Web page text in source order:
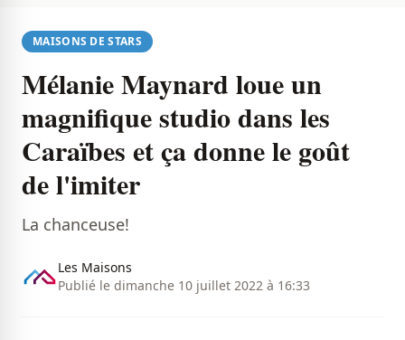
MAISONS DE STARS
Mélanie Maynard loue un
magnifique studio dans les
Caraïbes et ça donne le goût
de l'imiter
La chanceuse!
Les Maisons
Publié le dimanche 10 juillet 2022 à 16:33